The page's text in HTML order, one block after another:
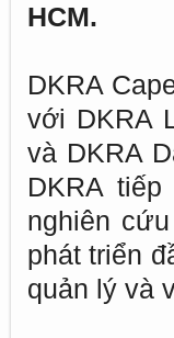
HCM.
DKRA
với DKRA
và DKRA
DKRA
nghiên
phát triển
quản lý và